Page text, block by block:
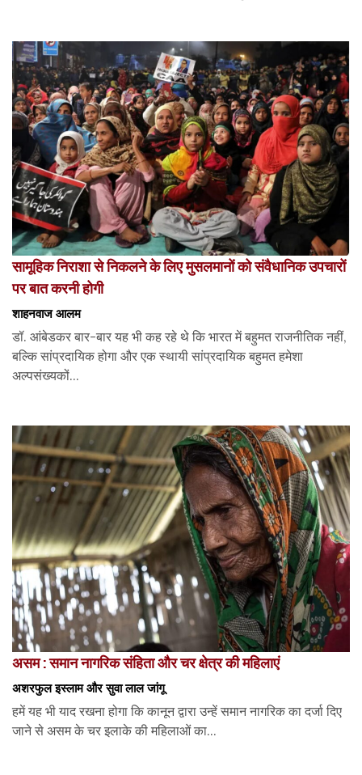
सामूहिक निराशा से निकलने के लिए मुसलमानों को संवैधानिक उपचारों
पर बात करनी होगी
शाहनवाज आलम
डॉ. आंबेडकर बार-बार यह भी कह रहे थे कि भारत में बहुमत राजनीतिक नहीं,
बल्कि सांप्रदायिक होगा और एक स्थायी सांप्रदायिक बहुमत हमेशा
अल्पसंख्यकों...
असम : समान नागरिक संहिता और चर क्षेत्र की महिलाएं
अशरफुल इस्लाम और सुवा लाल जांगू
हमें यह भी याद रखना होगा कि कानून द्वारा उन्हें समान नागरिक का दर्जा दिए
जाने से असम के चर इलाके की महिलाओं का...